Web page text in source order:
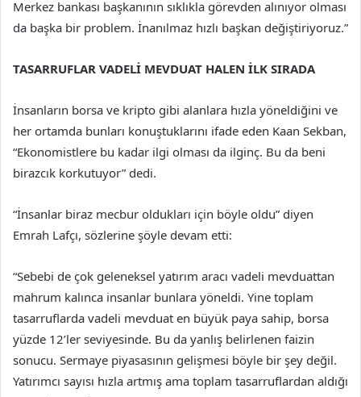
Merkez bankası başkanının sıklıkla görevden alınıyor olması
da başka bir problem. İnanılmaz hızlı başkan değiştiriyoruz.”
TASARRUFLAR VADELİ MEVDUAT HALEN İLK SIRADA
İnsanların borsa ve kripto gibi alanlara hızla yöneldiğini ve
her ortamda bunları konuştuklarını ifade eden Kaan Sekban,
“Ekonomistlere bu kadar ilgi olması da ilginç. Bu da beni
birazcık korkutuyor” dedi.
“İnsanlar biraz mecbur oldukları için böyle oldu” diyen
Emrah Lafçı, sözlerine şöyle devam etti:
“Sebebi de çok geleneksel yatırım aracı vadeli mevduattan
mahrum kalınca insanlar bunlara yöneldi. Yine toplam
tasarruflarda vadeli mevduat en büyük paya sahip, borsa
yüzde 12’ler seviyesinde. Bu da yanlış belirlenen faizin
sonucu. Sermaye piyasasının gelişmesi böyle bir şey değil.
Yatırımcı sayısı hızla artmış ama toplam tasarruflardan aldığı